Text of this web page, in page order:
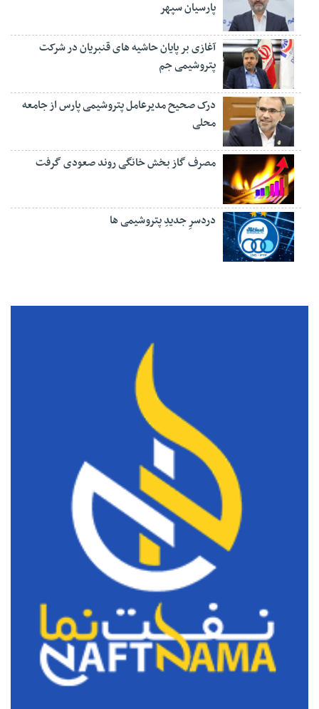
پارسیان سپهر
آغازی بر پایان حاشیه های قنبریان در شرکت
پتروشیمی جم
درک صحیح مدیرعامل پتروشیمی پارس از جامعه
محلی
مصرف گاز بخش خانگی روند صعودی گرفت
دردسرِ جدیدِ پتروشیمی ها